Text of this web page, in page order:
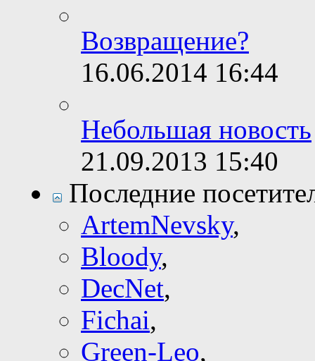
Возвращение?
16.06.2014 16:44
Небольшая новость
21.09.2013 15:40
Последние
ArtemNevsky,
Bloody,
DecNet,
Fichai,
Green-Leo,